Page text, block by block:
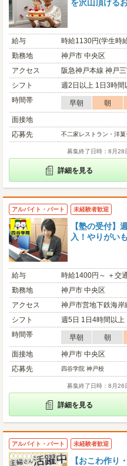
を沢山頂ける
給与
時給1130円(学生時
勤務地
神戸市 中央区
アクセス
阪急神戸本線 神戸
シフト
週2日以上 1日3時間
時間帯
早朝 朝
面接地
応募先
不二家レストラン・洋
募集終了日時：8月28
詳細を見る
アルバイト・パート 未経験者歓迎
【塾の受付】
入！やりがい
給与
時給1400円～ ＋交
勤務地
神戸市 中央区
アクセス
神戸市営地下鉄海
シフト
週5日 1日4時間以上
時間帯
早朝 朝
面接地
神戸市 中央区
応募先
四谷学院 神戸校
募集終了日時：8月26
詳細を見る
アルバイト・パート 未経験者歓迎
【おこわ作り